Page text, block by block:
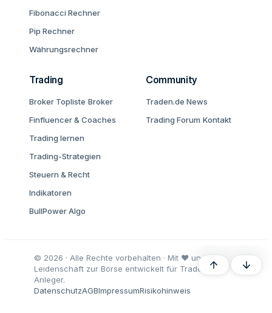
Fibonacci Rechner
Pip Rechner
Währungsrechner
Trading
Broker Topliste Broker
Finfluencer & Coaches
Trading lernen
Trading-Strategien
Steuern & Recht
Indikatoren
BullPower Algo
Community
Traden.de News
Trading Forum Kontakt
© 2026 · Alle Rechte vorbehalten · Mit ♥ und
Leidenschaft zur Börse entwickelt für Trader und
Anleger.
DatenschutzAGBImpressumRisikohinweis
Oben Unten